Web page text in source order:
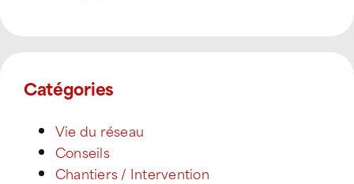
Catégories
Vie du réseau
Conseils
Chantiers / Intervention